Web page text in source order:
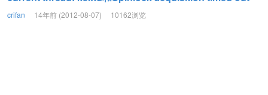
crifan 14年前 (2012-08-07) 10162浏览